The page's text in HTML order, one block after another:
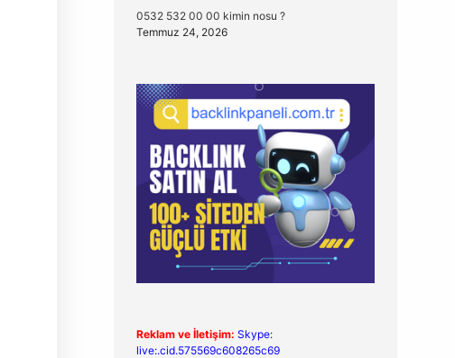
0532 532 00 00 kimin nosu ?
Temmuz 24, 2026
Reklam ve İletişim: Skype:
live:.cid.575569c608265c69